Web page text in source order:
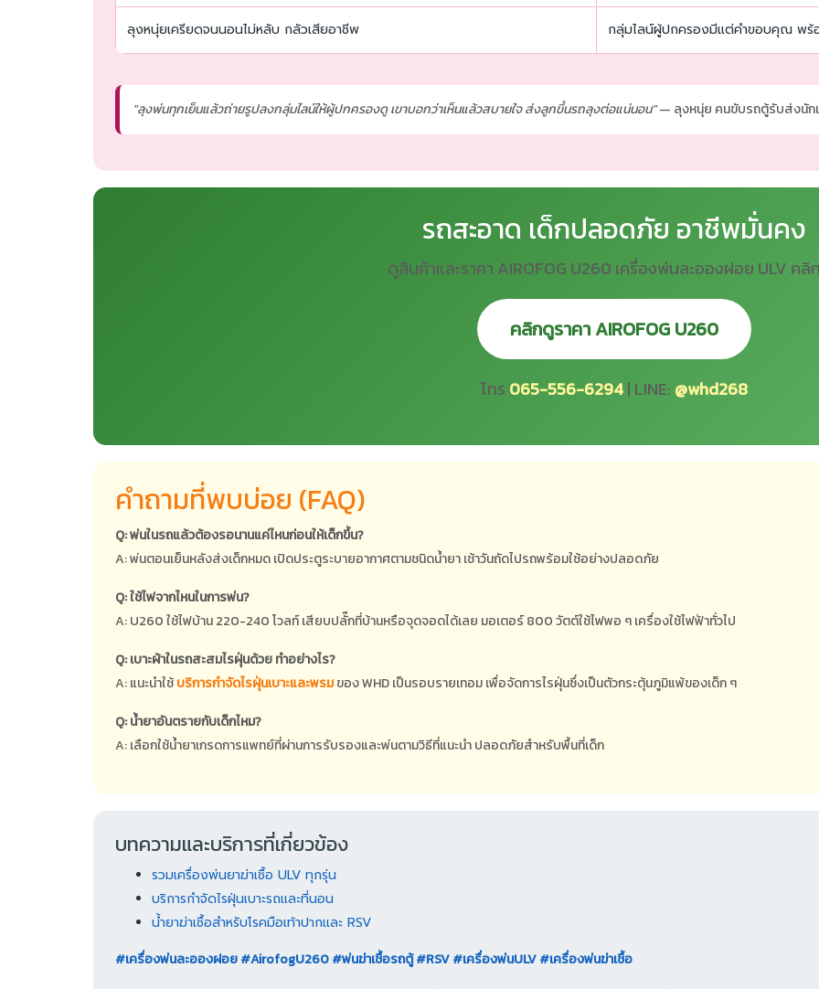
ลุงหนุ่ยเครียดจนนอนไม่หลับ กลัวเสียอาชีพ กลุ่มไลน์ผู้ปกครองมีแต่คำขอบคุณ พร้
"ลุงพ่นทุกเย็นแล้วถ่ายรูปลงกลุ่มไลน์ให้ผู้ปกครองดู เขาบอกว่าเห็นแล้วสบายใจ ส่งลูกขึ้นรถลุงต่อแน่นอน"— ลุงหนุ่ย คนขับรถตู้รับส่งนัก
รถสะอาด เด็กปลอดภัย อาชีพมั่นคง
ดูสินค้าและราคา AIROFOG U260 เครื่องพ่นละอองฝอย ULV คลิ
คลิกดูราคา AIROFOG U260
โทร 065-556-6294| LINE: @whd268
คำถามที่พบบ่อย (FAQ)
Q: พ่นในรถแล้วต้องรอนานแค่ไหนก่อนให้เด็กขึ้น?
A: พ่นตอนเย็นหลังส่งเด็กหมด เปิดประตูระบายอากาศตามชนิดน้ำยา เช้าวันถัดไปรถพร้อมใช้อย่างปลอดภัย
Q: ใช้ไฟจากไหนในการพ่น?
A: U260 ใช้ไฟบ้าน 220-240 โวลท์ เสียบปลั๊กที่บ้านหรือจุดจอดได้เลย มอเตอร์ 800 วัตต์ใช้ไฟพอ ๆ เครื่องใช้ไฟฟ้าทั่วไป
Q: เบาะผ้าในรถสะสมไรฝุ่นด้วย ทำอย่างไร?
A: แนะนำใช้บริการกำจัดไรฝุ่นเบาะและพรมของ WHD เป็นรอบรายเทอม เพื่อจัดการไรฝุ่นซึ่งเป็นตัวกระตุ้นภูมิแพ้ของเด็ก ๆ
Q: น้ำยาอันตรายกับเด็กไหม?
A: เลือกใช้น้ำยาเกรดการแพทย์ที่ผ่านการรับรองและพ่นตามวิธีที่แนะนำ ปลอดภัยสำหรับพื้นที่เด็ก
บทความและบริการที่เกี่ยวข้อง
รวมเครื่องพ่นยาฆ่าเชื้อ ULV ทุกรุ่น
บริการกำจัดไรฝุ่นเบาะรถและที่นอน
น้ำยาฆ่าเชื้อสำหรับโรคมือเท้าปากและ RSV
#เครื่องพ่นละอองฝอย#AirofogU260#พ่นฆ่าเชื้อรถตู้#RSV#เครื่องพ่นULV#เครื่องพ่นฆ่าเชื้อ